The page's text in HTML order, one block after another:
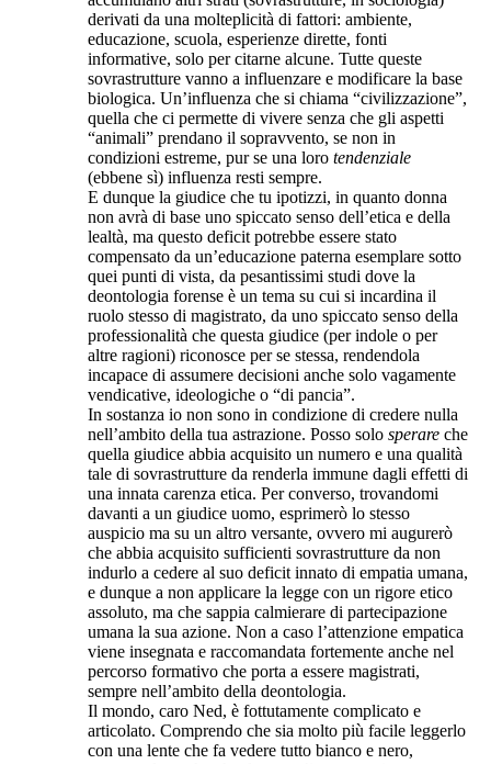
derivati da una molteplicità di fattori: ambiente,
educazione, scuola, esperienze dirette, fonti
informative, solo per citarne alcune. Tutte queste
sovrastrutture vanno a influenzare e modificare la base
biologica. Un’influenza che si chiama “civilizzazione”,
quella che ci permette di vivere senza che gli aspetti
“animali” prendano il sopravvento, se non in
condizioni estreme, pur se una loro tendenziale
(ebbene sì) influenza resti sempre.
E dunque la giudice che tu ipotizzi, in quanto donna
non avrà di base uno spiccato senso dell’etica e della
lealtà, ma questo deficit potrebbe essere stato
compensato da un’educazione paterna esemplare sotto
quei punti di vista, da pesantissimi studi dove la
deontologia forense è un tema su cui si incardina il
ruolo stesso di magistrato, da uno spiccato senso della
professionalità che questa giudice (per indole o per
altre ragioni) riconosce per se stessa, rendendola
incapace di assumere decisioni anche solo vagamente
vendicative, ideologiche o “di pancia”.
In sostanza io non sono in condizione di credere nulla
nell’ambito della tua astrazione. Posso solo sperare che
quella giudice abbia acquisito un numero e una qualità
tale di sovrastrutture da renderla immune dagli effetti di
una innata carenza etica. Per converso, trovandomi
davanti a un giudice uomo, esprimerò lo stesso
auspicio ma su un altro versante, ovvero mi augurerò
che abbia acquisito sufficienti sovrastrutture da non
indurlo a cedere al suo deficit innato di empatia umana,
e dunque a non applicare la legge con un rigore etico
assoluto, ma che sappia calmierare di partecipazione
umana la sua azione. Non a caso l’attenzione empatica
viene insegnata e raccomandata fortemente anche nel
percorso formativo che porta a essere magistrati,
sempre nell’ambito della deontologia.
Il mondo, caro Ned, è fottutamente complicato e
articolato. Comprendo che sia molto più facile leggerlo
con una lente che fa vedere tutto bianco e nero,